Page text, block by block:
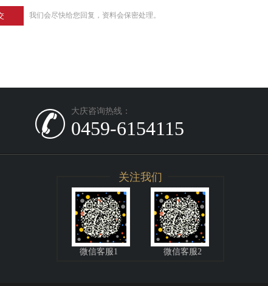
我们会尽快给您回复，资料会保密处理。
大庆咨询热线：
0459-6154115
关注我们
微信客服1 微信客服2